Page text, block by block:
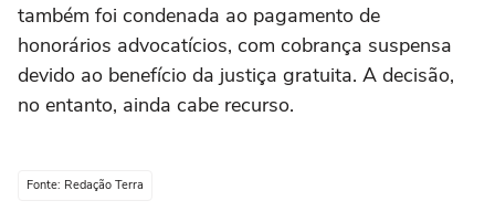
também foi condenada ao pagamento de
honorários advocatícios, com cobrança suspensa
devido ao benefício da justiça gratuita. A decisão,
no entanto, ainda cabe recurso.
Fonte: Redação Terra